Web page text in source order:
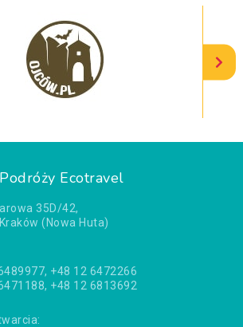
Ecotravel
35D/42,
(Nowa Huta)
+48 12 6472266
+48 12 6813692